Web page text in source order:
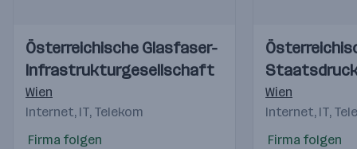
Videos
Einblicke
Einblicke
Österreichische Glasfaser-
Infrastrukturgesellschaft
Wien
Internet, IT, Telekom
Firma folgen
Videos
Einblicke
Einblicke
(OeSD)
Wien
Internet, IT,
Firma folgen